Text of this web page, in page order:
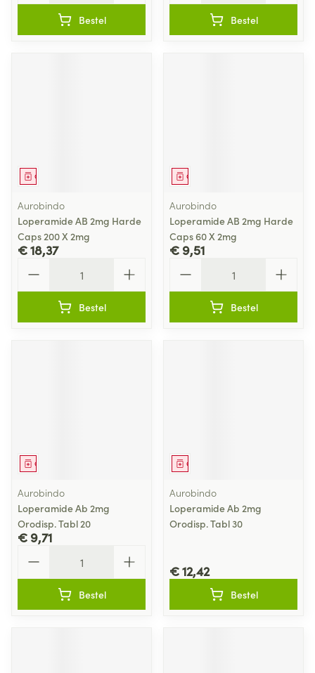
Bestel Bestel
Geneesmiddel
Aurobindo
Loperamide AB 2mg Harde
Caps 200 X 2mg
€ 18,37
Bestel
Geneesmiddel
Aurobindo
Loperamide AB 2mg Harde
Caps 60 X 2mg
€ 9,51
Bestel
Geneesmiddel
Aurobindo
Loperamide Ab 2mg
Orodisp. Tabl 20
€ 9,71
Bestel
Geneesmiddel
Aurobindo
Loperamide Ab 2mg
Orodisp. Tabl 30
€ 12,42
Bestel